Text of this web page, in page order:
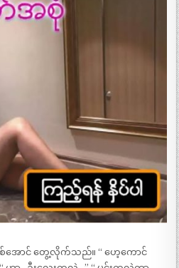
ြစ်အောင် တွေ့လိုက်သည်။ “ ဟေ့ကောင်